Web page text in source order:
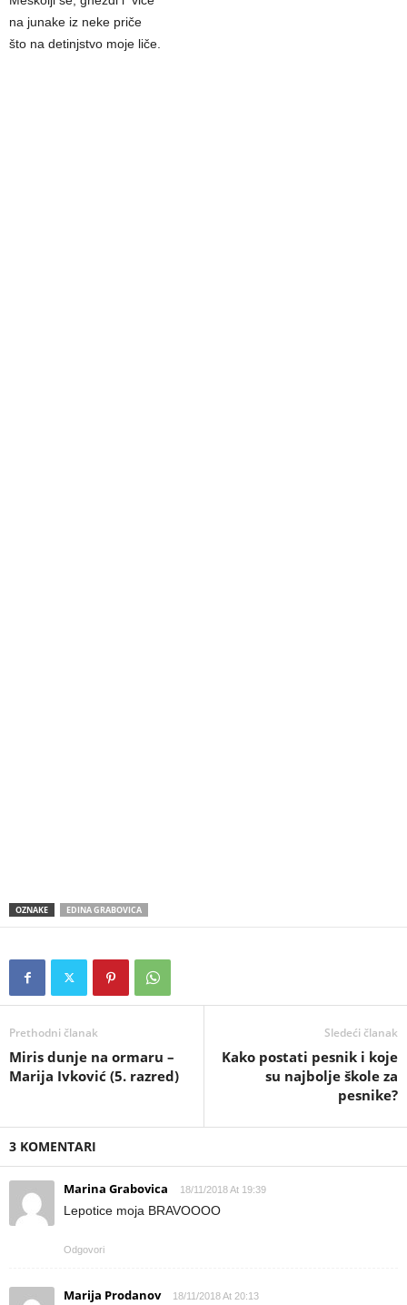
na junake iz neke priče
što na detinjstvo moje liče.
OZNAKE EDINA GRABOVICA
Prethodni članak
Miris dunje na ormaru –
Marija Ivković (5. razred)
Sledeći članak
Kako postati pesnik i koje
su najbolje škole za
pesnike?
3 KOMENTARI
Marina Grabovica 18/11/2018 At 19:39
Lepotice moja BRAVOOOO
Odgovori
Marija Prodanov 18/11/2018 At 20:13